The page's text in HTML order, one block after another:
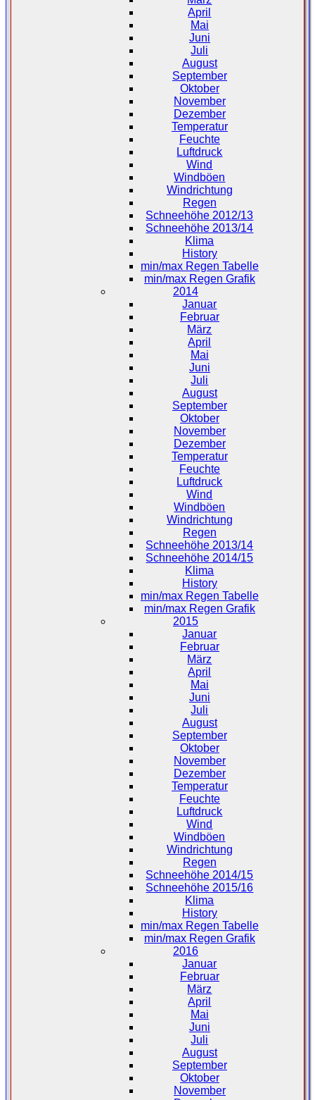
April
Mai
Juni
Juli
August
September
Oktober
November
Dezember
Temperatur
Feuchte
Luftdruck
Wind
Windböen
Windrichtung
Regen
Schneehöhe 2012/13
Schneehöhe 2013/14
Klima
History
min/max Regen Tabelle
min/max Regen Grafik
2014
Januar
Februar
März
April
Mai
Juni
Juli
August
September
Oktober
November
Dezember
Temperatur
Feuchte
Luftdruck
Wind
Windböen
Windrichtung
Regen
Schneehöhe 2013/14
Schneehöhe 2014/15
Klima
History
min/max Regen Tabelle
min/max Regen Grafik
2015
Januar
Februar
März
April
Mai
Juni
Juli
August
September
Oktober
November
Dezember
Temperatur
Feuchte
Luftdruck
Wind
Windböen
Windrichtung
Regen
Schneehöhe 2014/15
Schneehöhe 2015/16
Klima
History
min/max Regen Tabelle
min/max Regen Grafik
2016
Januar
Februar
März
April
Mai
Juni
Juli
August
September
Oktober
November